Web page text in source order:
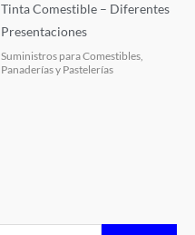
Tinta Comestible – Diferentes
Presentaciones
Suministros para Comestibles,
Panaderías y Pastelerías